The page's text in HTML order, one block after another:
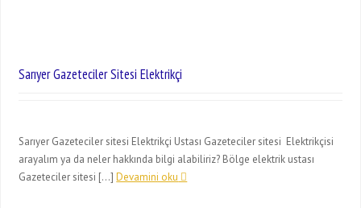
Sarıyer Gazeteciler Sitesi Elektrikçi
Sarıyer Gazeteciler sitesi Elektrikçi Ustası Gazeteciler sitesi Elektrikçisi
arayalım ya da neler hakkında bilgi alabiliriz? Bölge elektrik ustası
Gazeteciler sitesi […]Devamini oku